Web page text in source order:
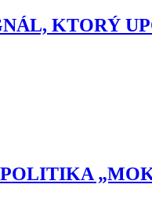
KTORÝ